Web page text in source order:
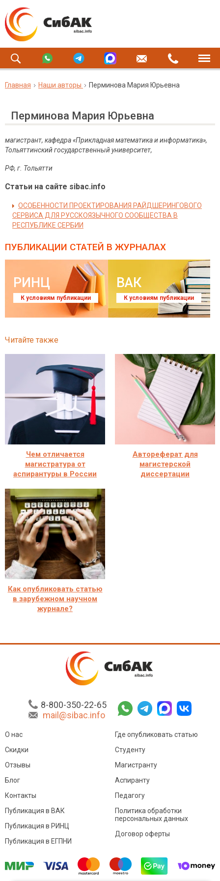
Главная Наши авторы Перминова Мария Юрьевна
Перминова Мария Юрьевна
магистрант, кафедра «Прикладная математика и информатика»,
Тольяттинский государственный университет,
РФ, г. Тольятти
Статьи на сайте sibac.info
ОСОБЕННОСТИ ПРОЕКТИРОВАНИЯ РАЙДШЕРИНГОВОГО
СЕРВИСА ДЛЯ РУССКОЯЗЫЧНОГО СООБЩЕСТВА В
РЕСПУБЛИКЕ СЕРБИИ
ПУБЛИКАЦИИ СТАТЕЙ В ЖУРНАЛАХ
РИНЦ
К условиям публикации
ВАК
К условиям публикации
Читайте также
Чем отличается
магистратура от
аспирантуры в России
Автореферат для
магистерской
диссертации
Как опубликовать статью
в зарубежном научном
журнале?
8-800-350-22-65
mail@sibac.info
О нас
Скидки
Отзывы
Блог
Контакты
Где опубликовать статью
Студенту
Магистранту
Аспиранту
Педагогу
Публикация в ВАК
Публикация в РИНЦ
Публикация в ЕГПНИ
Политика обработки
персональных данных
Договор оферты